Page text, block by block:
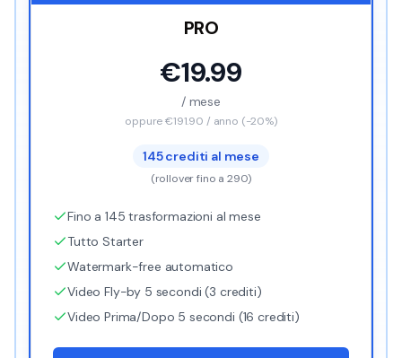
PRO
€19.99
/ mese
oppure €191.90 / anno (-20%)
145crediti al mese
(rollover fino a 290)
Fino a 145 trasformazioni al mese
Tutto Starter
Watermark-free automatico
Video Fly-by 5 secondi (3 crediti)
Video Prima/Dopo 5 secondi (16 crediti)